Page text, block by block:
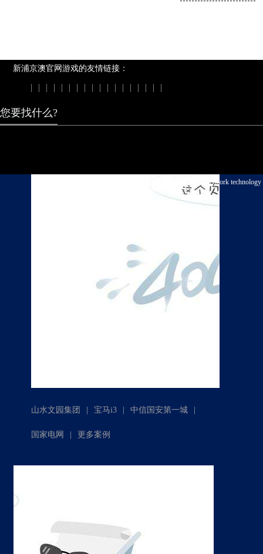
新浦京澳官网游戏的友情链接：
| | | | | | | | | | | | | | | | | |
您要找什么?
山水文园集团 | 宝马i3 | 中信国安第一城 |
国家电网 | 更多案例
新浦京澳官网游戏 copyright © 2003-2018, elongtian network